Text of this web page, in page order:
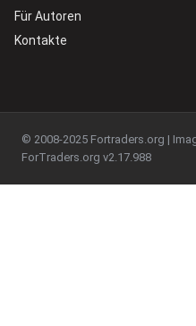
Für Autoren
Kontakte
© 2008-2025 Fortraders.org |
ForTraders.org v2.17.988